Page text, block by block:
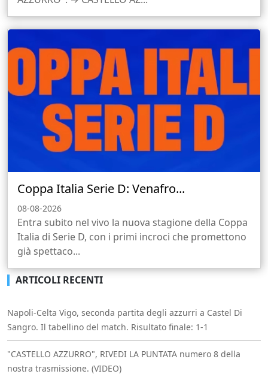
Coppa Italia Serie D: Venafro...
08-08-2026
Entra subito nel vivo la nuova stagione della Coppa
Italia di Serie D, con i primi incroci che promettono
già spettaco...
ARTICOLI RECENTI
Napoli-Celta Vigo, seconda partita degli azzurri a Castel Di
Sangro. Il tabellino del match. Risultato finale: 1-1
"CASTELLO AZZURRO", RIVEDI LA PUNTATA numero 8 della
nostra trasmissione. (VIDEO)